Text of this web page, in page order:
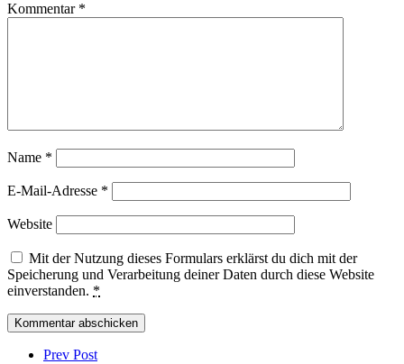
Kommentar *
Name *
E-Mail-Adresse *
Website
Mit der Nutzung dieses Formulars erklärst du dich mit der
Speicherung und Verarbeitung deiner Daten durch diese Website
einverstanden. *
Post
comment
Prev Post